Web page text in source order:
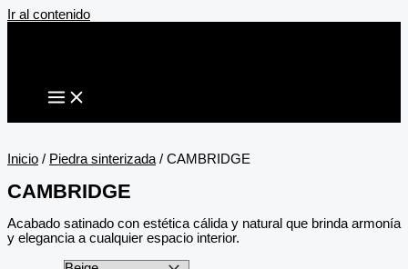
Ir al contenido
Inicio / Piedra sinterizada / CAMBRIDGE
CAMBRIDGE
Acabado satinado con estética cálida y natural que brinda armonía
y elegancia a cualquier espacio interior.